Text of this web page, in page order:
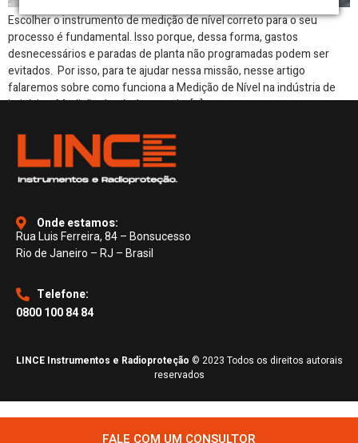
Escolher o instrumento de medição de nível correto para o seu
processo é fundamental. Isso porque, dessa forma, gastos
desnecessários e paradas de planta não programadas podem ser
evitados. Por isso, para te ajudar nessa missão, nesse artigo
falaremos sobre como funciona a Medição de Nível na indústria de
laticínios. Medição de nível pontual e […]
Onde estamos:
Rua Luis Ferreira, 84 – Bonsucesso
Rio de Janeiro – RJ – Brasil
Telefone:
0800 100 84 84
LINCE Instrumentos e Radioproteção © 2023 Todos os direitos autorais
reservados
FALE COM UM CONSULTOR